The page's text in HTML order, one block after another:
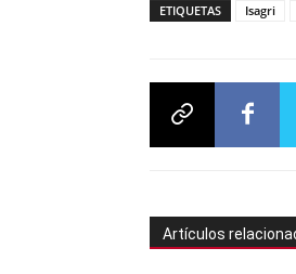
ETIQUETAS Isagri
Artículos